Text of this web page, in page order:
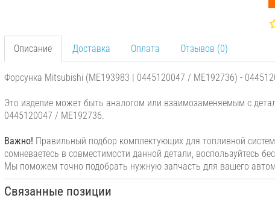
Описание Доставка Оплата Отзывов (0)
Форсунка Mitsubishi (ME193983 | 0445120047 / ME192736) -
Это изделие может быть аналогом или взаимозаменяемым с
0445120047 / ME192736.
Важно! Правильный подбор комплектующих для топливной
сомневаетесь в совместимости данной детали, воспользуйтесь
Мы поможем точно подобрать нужную запчасть для вашего
Связанные позиции